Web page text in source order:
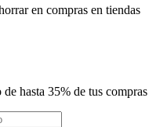
en compras en tiendas
hasta 35% de tus compras